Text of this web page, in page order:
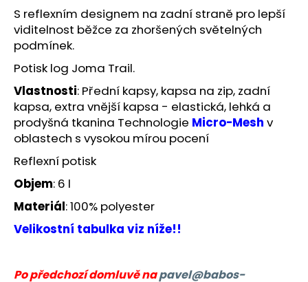
S reflexním designem na zadní straně pro lepší
viditelnost běžce za zhoršených světelných
podmínek.
Potisk log Joma Trail.
Vlastnosti: Přední kapsy, kapsa na zip, zadní
kapsa, extra vnější kapsa - elastická, lehká a
prodyšná tkanina Technologie Micro-Mesh v
oblastech s vysokou mírou pocení
Reflexní potisk
Objem: 6 l
Materiál: 100% polyester
Velikostní tabulka viz níže!!
Po předchozí domluvě napavel@babos-